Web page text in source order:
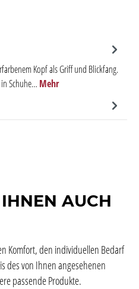
Kopf als Griff und Blickfang.
Schuhe… Mehr
AUCH
Komfort, den individuellen Bedarf
des von Ihnen angesehenen
passende Produkte.